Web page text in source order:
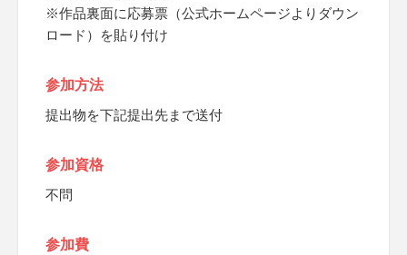
※作品裏面に応募票（公式ホームページよりダウン
ロード）を貼り付け
参加方法
提出物を下記提出先まで送付
参加資格
不問
参加費